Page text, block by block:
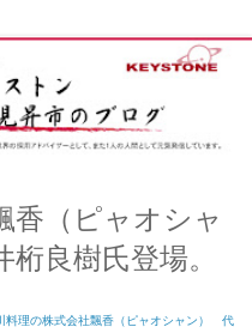
香（ピャオシャ
良樹氏登場。
料理の株式会社飄香（ピャオシャン） 代